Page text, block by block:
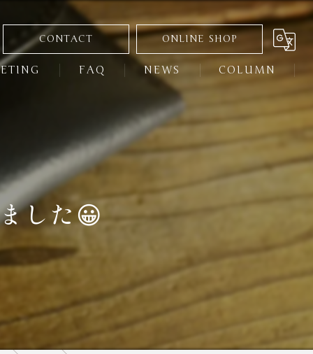
CONTACT ONLINE SHOP
FAQ NEWS COLUMN
した😀